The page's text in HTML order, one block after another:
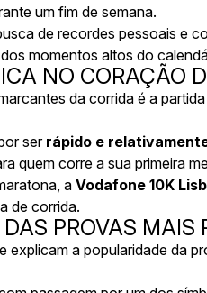
um fim de semana.
de recordes pessoais e
momentos altos do
NO CORAÇÃO
da corrida é a
ser rápido e
quem corre a sua primeira
a Vodafone 10K
de corrida.
PROVAS
explicam a popularidade da